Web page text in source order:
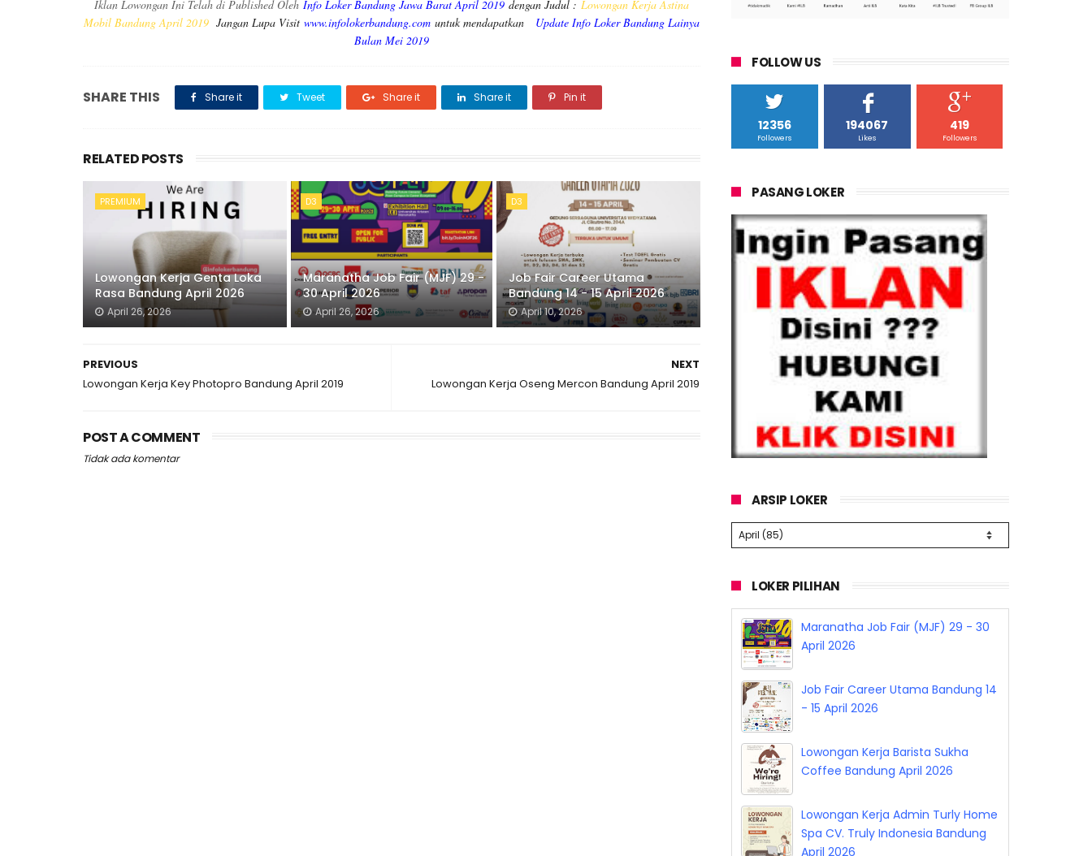
Iklan Lowongan Ini Telah di Published Oleh Info Loker Bandung Jawa Barat April 2019 dengan Judul : Lowongan Kerja Astina
Mobil Bandung April 2019Jangan Lupa Visit www.infolokerbandung.com untuk mendapatkan Update Info Loker Bandung Lainya
Bulan Mei 2019
SHARE THIS Share it Tweet Share it Share it Pin it
RELATED POSTS
PREMIUM
Lowongan Kerja Genta Loka
Rasa Bandung April 2026
April 26, 2026
D3
Maranatha Job Fair (MJF) 29 -
30 April 2026
April 26, 2026
D3
Job Fair Career Utama
Bandung 14 - 15 April 2026
April 10, 2026
NEXT
Lowongan Kerja Oseng Mercon Bandung April 2019
PREVIOUS
Lowongan Kerja Key Photopro Bandung April 2019
POST A COMMENT
Tidak ada komentar
FOLLOW US
12356
Followers
194067
Likes
419
Followers
PASANG LOKER
ARSIP LOKER
LOKER PILIHAN
Lowongan Kerja The Piano Shop
Team Bandung April 2026
Maranatha Job Fair (MJF) 29 - 30
April 2026
Job Fair Career Utama Bandung 14
- 15 April 2026
Lowongan Kerja Barista Sukha
Coffee Bandung April 2026